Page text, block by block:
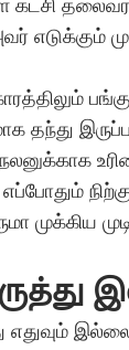
கட்சி
எடுக்கும்
தந்து
நலனுக்காக
முக்கிய
எதுவும்